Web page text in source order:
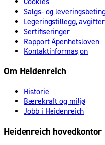
Salgs- og
Legeringstillegg,
Sertifiseringer
Rapport Åpenhetsloven
Kontaktinformasjon
Om Heidenreich
Historie
Bærekraft og miljø
Jobb i Heidenreich
Heidenreich hovedkontor